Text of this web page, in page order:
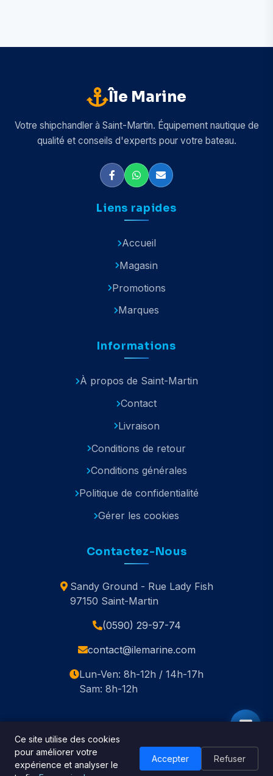
Île Marine
Votre shipchandler à Saint-Martin. Équipement nautique de
qualité et conseils d'experts pour votre bateau.
Liens rapides
Accueil
Magasin
Promotions
Marques
Informations
À propos de Saint-Martin
Contact
Livraison
Conditions de retour
Conditions générales
Politique de confidentialité
Gérer les cookies
Contactez-Nous
Sandy Ground - Rue Lady Fish
97150 Saint-Martin
(0590) 29-97-74
contact@ilemarine.com
Lun-Ven: 8h-12h / 14h-17h
Sam: 8h-12h
© 2020-2026 Île Marine. Tous droits réservés.
🇬🇧 English
Ce site utilise des cookies
pour améliorer votre
expérience et analyser le
Accepter Refuser